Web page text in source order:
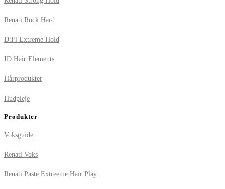
Renati Rock Hard
D:Fi Extreme Hold
ID Hair Elements
Hårprodukter
Hudpleje
Produkter
Voksguide
Renati Voks
Renati Paste Extreeme Hair Play